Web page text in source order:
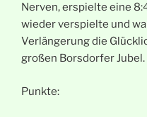
Nerven, erspielte eine
wieder verspielte und
Verlängerung die
großen Borsdorfer Jubel.
Punkte: